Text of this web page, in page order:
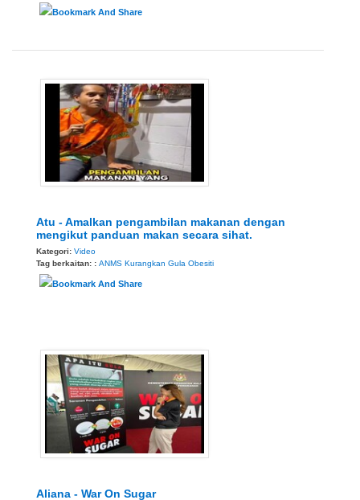
Atu - Amalkan pengambilan makanan dengan
mengikut panduan makan secara sihat.
Kategori: Video
Tag berkaitan: : ANMS Kurangkan Gula Obesiti
Aliana - War On Sugar